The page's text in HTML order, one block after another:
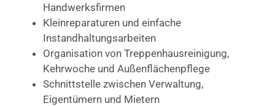
Handwerksfirmen
Kleinreparaturen und einfache
Instandhaltungsarbeiten
Organisation von Treppenhausreinigung,
Kehrwoche und Außenflächenpflege
Schnittstelle zwischen Verwaltung,
Eigentümern und Mietern